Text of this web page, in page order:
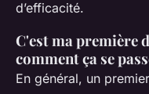
d’efficacité.
C'est ma première
comment ça se
En général, un